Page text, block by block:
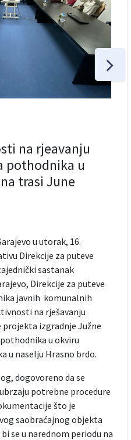
na rjeavanju
pothodnika u
trasi June
u utorak, 16.
Direkcije za puteve
sastanak
Direkcije za puteve
javnih komunalnih
na rješavanju
izgradnje Južne
u okviru
u naselju Hrasno brdo.
dogovoreno da se
potrebne procedure
što je
saobraćajnog objekta
se u narednom periodu na